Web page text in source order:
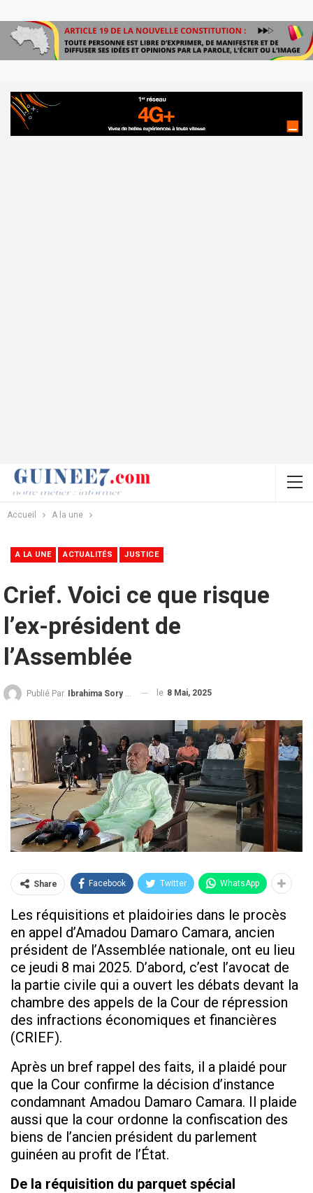
Accueil A la une
A LA UNE ACTUALITÉS JUSTICE
Crief. Voici ce que risque
l’ex-président de
l’Assemblée
Publié Par Ibrahima Sory Diallo le 8 Mai, 2025
Share Facebook Twitter WhatsApp
Les réquisitions et plaidoiries dans le procès
en appel d’Amadou Damaro Camara, ancien
président de l’Assemblée nationale, ont eu lieu
ce jeudi 8 mai 2025. D’abord, c’est l’avocat de
la partie civile qui a ouvert les débats devant la
chambre des appels de la Cour de répression
des infractions économiques et financières
(CRIEF).
Après un bref rappel des faits, il a plaidé pour
que la Cour confirme la décision d’instance
condamnant Amadou Damaro Camara. Il plaide
aussi que la cour ordonne la confiscation des
biens de l’ancien président du parlement
guinéen au profit de l’État.
De la réquisition du parquet spécial